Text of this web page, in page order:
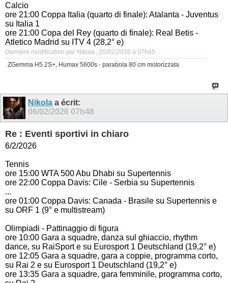
Calcio
ore 21:00 Coppa Italia (quarto di finale): Atalanta - Juventus
su Italia 1
ore 21:00 Copa del Rey (quarto di finale): Real Betis -
Atletico Madrid su ITV 4 (28,2° e)
Dernière modification par Nikola ; 05/02/2026 à 07h45
ZGemma H5.2S+, Humax 5600s - parabola 80 cm motorizzata
Nikola a écrit:
06/02/2026 07h48
Re : Eventi sportivi in chiaro
6/2/2026
Tennis
ore 15:00 WTA 500 Abu Dhabi su Supertennis
ore 22:00 Coppa Davis: Cile - Serbia su Supertennis
...
ore 01:00 Coppa Davis: Canada - Brasile su Supertennis e
su ORF 1 (9° e multistream)
Olimpiadi - Pattinaggio di figura
ore 10:00 Gara a squadre, danza sul ghiaccio, rhythm
dance, su RaiSport e su Eurosport 1 Deutschland (19,2° e)
ore 12:05 Gara a squadre, gara a coppie, programma corto,
su Rai 2 e su Eurosport 1 Deutschland (19,2° e)
ore 13:35 Gara a squadre, gara femminile, programma corto,